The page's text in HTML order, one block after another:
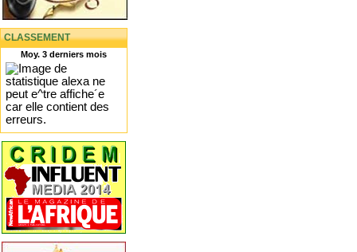
CLASSEMENT
Moy. 3 derniers mois